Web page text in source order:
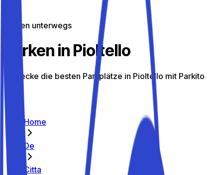
Parken unterwegs
Parken in Pioltello
Entdecke die besten Parkplätze in Pioltello mit Parkito
Home
De
Citta